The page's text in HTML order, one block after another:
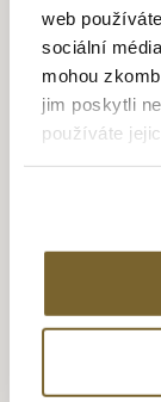
web
sociální
mohou
jim poskytli
používáte
je symbolem
mimořádnou
to vlastnosti,
hodinky
projevila při
do Himalájí a to
vysokou
podmořský
A následoval o
záznamu
PH 500M. V
Certina DS 2
Certina